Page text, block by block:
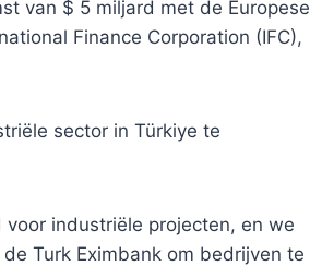
van $ 5 miljard met de Europese
Finance Corporation (IFC),
sector in Türkiye te
industriële projecten, en we
Turk Eximbank om bedrijven te